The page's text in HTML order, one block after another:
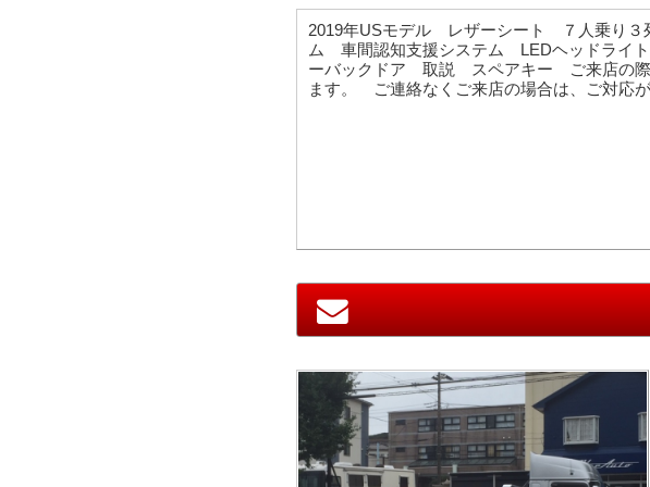
2019年USモデル レザーシート ７人乗り
ム 車間認知支援システム LEDヘッドラ
ーバックドア 取説 スペアキー ご来店の際
ます。 ご連絡なくご来店の場合は、ご対応が